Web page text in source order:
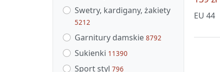
Swetry, kardigany, żakiety
5212
Garnitury damskie 8792
Sukienki 11390
Sport styl 796
EU 44